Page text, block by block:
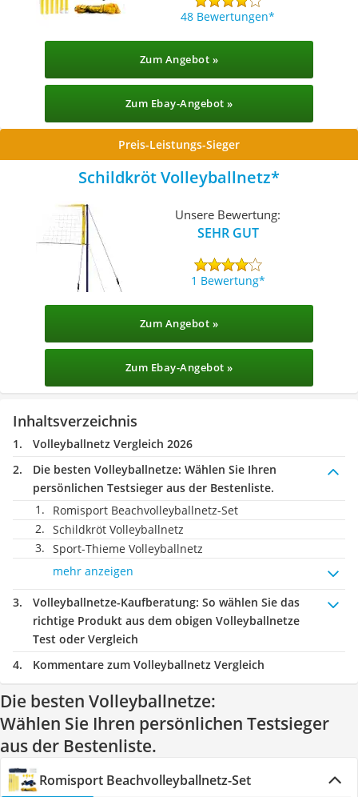
48 Bewertungen
Zum Angebot »
Zum Ebay-Angebot »
Preis-Leistungs-Sieger
Schildkröt Volleyballnetz
Unsere Bewertung:
SEHR GUT
1 Bewertung
Zum Angebot »
Zum Ebay-Angebot »
Inhaltsverzeichnis
Volleyballnetz Vergleich 2026
Die besten Volleyballnetze: Wählen Sie Ihren
persönlichen Testsieger aus der Bestenliste.
Romisport Beachvolleyballnetz-Set
Schildkröt Volleyballnetz
Sport-Thieme Volleyballnetz
mehr anzeigen
Volleyballnetze-Kaufberatung: So wählen Sie das
richtige Produkt aus dem obigen Volleyballnetze
Test oder Vergleich
Kommentare zum Volleyballnetz Vergleich
Die besten Volleyballnetze:
Wählen Sie Ihren persönlichen Testsieger
aus der Bestenliste.
Romisport Beachvolleyballnetz-Set